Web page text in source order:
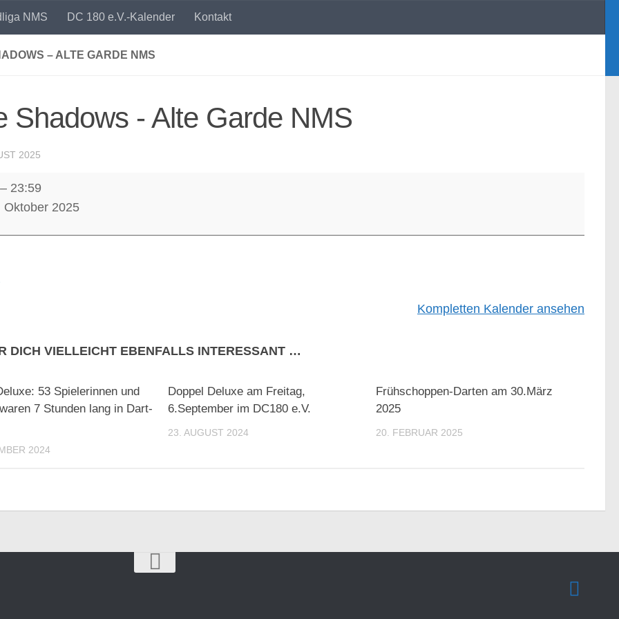
NMS DC 180 e.V.-Kalender Kontakt
– ALTE GARDE NMS
Shadows - Alte Garde NMS
2025
– 23:59
Oktober 2025
Kompletten Kalender ansehen
DICH VIELLEICHT EBENFALLS INTERESSANT …
53 Spielerinnen und
7 Stunden lang in Dart-
2024
Doppel Deluxe am Freitag,
6.September im DC180 e.V.
23. AUGUST 2024
Frühschoppen-Darten am 30.März
2025
20. FEBRUAR 2025